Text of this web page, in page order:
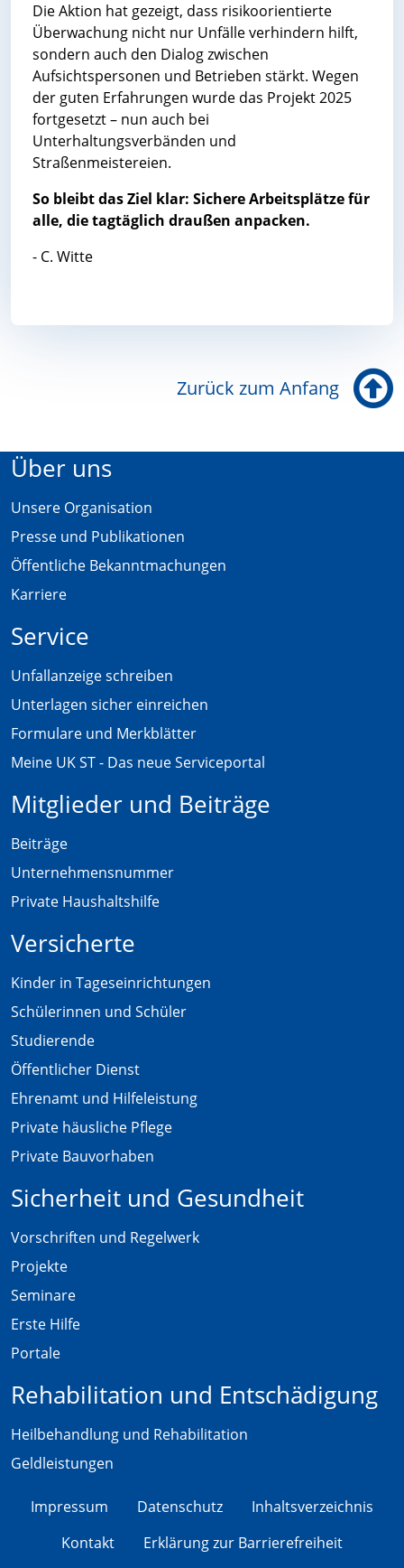
Die Aktion hat gezeigt, dass risikoorientierte
Überwachung nicht nur Unfälle verhindern hilft,
sondern auch den Dialog zwischen
Aufsichtspersonen und Betrieben stärkt. Wegen
der guten Erfahrungen wurde das Projekt 2025
fortgesetzt – nun auch bei
Unterhaltungsverbänden und
Straßenmeistereien.
So bleibt das Ziel klar: Sichere Arbeitsplätze für
alle, die tagtäglich draußen anpacken.
- C. Witte
Zurück zum Anfang
Über uns
Unsere Organisation
Presse und Publikationen
Öffentliche Bekanntmachungen
Karriere
Service
Unfallanzeige schreiben
Unterlagen sicher einreichen
Formulare und Merkblätter
Meine UK ST - Das neue Serviceportal
Mitglieder und Beiträge
Beiträge
Unternehmensnummer
Private Haushaltshilfe
Versicherte
Kinder in Tageseinrichtungen
Schülerinnen und Schüler
Studierende
Öffentlicher Dienst
Ehrenamt und Hilfeleistung
Private häusliche Pflege
Private Bauvorhaben
Sicherheit und Gesundheit
Vorschriften und Regelwerk
Projekte
Seminare
Erste Hilfe
Portale
Rehabilitation und Entschädigung
Heilbehandlung und Rehabilitation
Geldleistungen
Impressum Datenschutz
Inhaltsverzeichnis
Kontakt
Erklärung zur Barrierefreiheit